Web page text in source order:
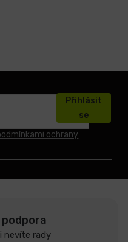
ochrany
Přihlásit
se
nevíte rady